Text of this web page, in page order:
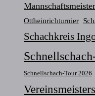
Ottheinrichturnier
Schachkreis
Schnellschach-Tour 2026